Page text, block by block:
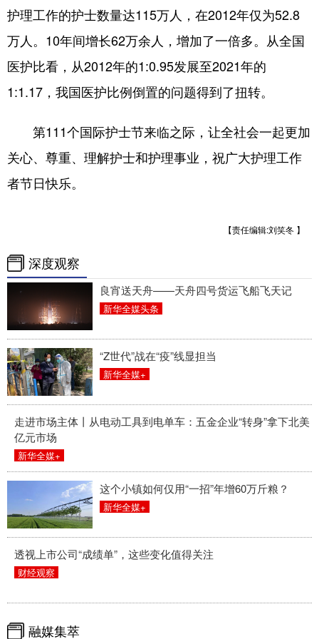
护理工作的护士数量达115万人，在2012年仅为52.8
万人。10年间增长62万余人，增加了一倍多。从全国
医护比看，从2012年的1:0.95发展至2021年的
1:1.17，我国医护比例倒置的问题得到了扭转。
第111个国际护士节来临之际，让全社会一起更加
关心、尊重、理解护士和护理事业，祝广大护理工作
者节日快乐。
【责任编辑:刘笑冬 】
深度观察
良宵送天舟——天舟四号货运飞船飞天记
新华全媒头条
“Z世代”战在“疫”线显担当
新华全媒+
走进市场主体丨从电动工具到电单车：五金企业“转身”拿下北美
亿元市场
新华全媒+
这个小镇如何仅用“一招”年增60万斤粮？
新华全媒+
透视上市公司“成绩单”，这些变化值得关注
财经观察
融媒集萃